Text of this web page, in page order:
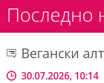
Последно
Вегански
30.07.2026, 10:14